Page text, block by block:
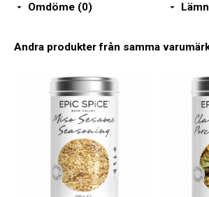
Omdöme (0)
Andra produkter från samma